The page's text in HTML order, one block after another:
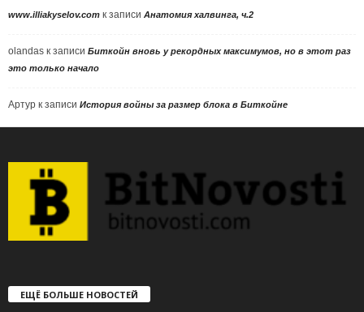
www.illiakyselov.com к записи Анатомия халвинга, ч.2
olandas к записи Биткойн вновь у рекордных максимумов, но в этот раз
это только начало
Артур к записи История войны за размер блока в Биткойне
ЕЩЁ БОЛЬШЕ НОВОСТЕЙ